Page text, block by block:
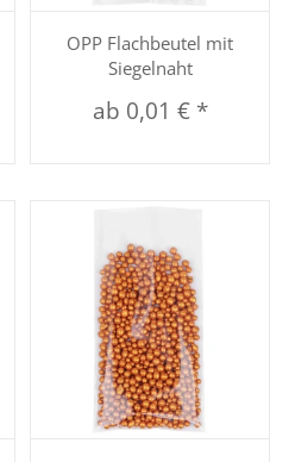
OPP Flachbeutel mit
Siegelnaht
ab 0,01 € *